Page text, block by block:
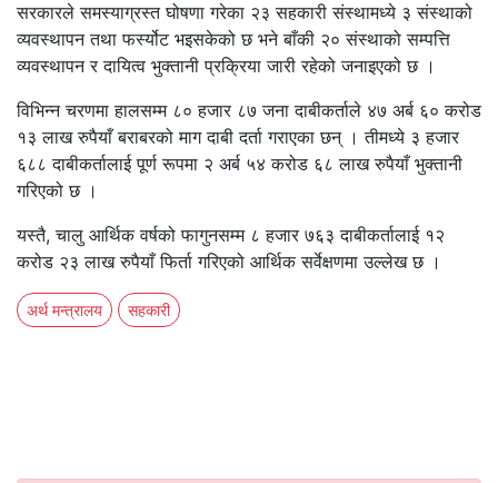
सरकारले समस्याग्रस्त घोषणा गरेका २३ सहकारी संस्थामध्ये ३ संस्थाको
व्यवस्थापन तथा फर्स्योट भइसकेको छ भने बाँकी २० संस्थाको सम्पत्ति
व्यवस्थापन र दायित्व भुक्तानी प्रक्रिया जारी रहेको जनाइएको छ ।
विभिन्न चरणमा हालसम्म ८० हजार ८७ जना दाबीकर्ताले ४७ अर्ब ६० करोड
१३ लाख रुपैयाँ बराबरको माग दाबी दर्ता गराएका छन् । तीमध्ये ३ हजार
६८८ दाबीकर्तालाई पूर्ण रूपमा २ अर्ब ५४ करोड ६८ लाख रुपैयाँ भुक्तानी
गरिएको छ ।
यस्तै, चालु आर्थिक वर्षको फागुनसम्म ८ हजार ७६३ दाबीकर्तालाई १२
करोड २३ लाख रुपैयाँ फिर्ता गरिएको आर्थिक सर्वेक्षणमा उल्लेख छ ।
अर्थ मन्त्रालय सहकारी